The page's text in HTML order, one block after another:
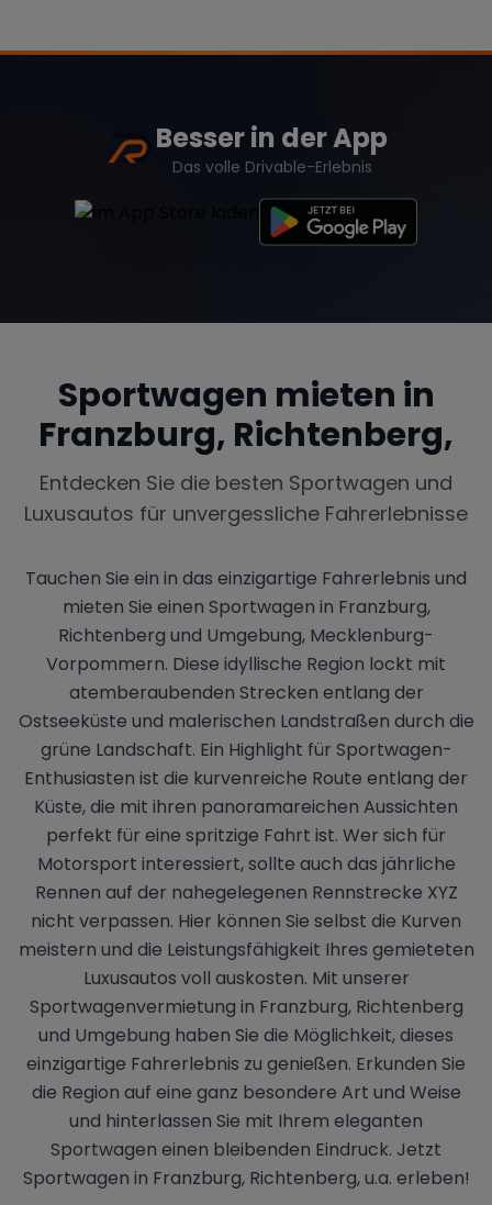
Range Rover Corvette
Besser in der App
Das volle Drivable-Erlebnis
Sportwagen mieten in
Franzburg, Richtenberg,
Entdecken Sie die besten Sportwagen und
Luxusautos für unvergessliche Fahrerlebnisse
Tauchen Sie ein in das einzigartige Fahrerlebnis und
mieten Sie einen Sportwagen in Franzburg,
Richtenberg und Umgebung, Mecklenburg-
Vorpommern. Diese idyllische Region lockt mit
atemberaubenden Strecken entlang der
Ostseeküste und malerischen Landstraßen durch die
grüne Landschaft. Ein Highlight für Sportwagen-
Enthusiasten ist die kurvenreiche Route entlang der
Küste, die mit ihren panoramareichen Aussichten
perfekt für eine spritzige Fahrt ist. Wer sich für
Motorsport interessiert, sollte auch das jährliche
Rennen auf der nahegelegenen Rennstrecke XYZ
nicht verpassen. Hier können Sie selbst die Kurven
meistern und die Leistungsfähigkeit Ihres gemieteten
Luxusautos voll auskosten. Mit unserer
Sportwagenvermietung in Franzburg, Richtenberg
und Umgebung haben Sie die Möglichkeit, dieses
einzigartige Fahrerlebnis zu genießen. Erkunden Sie
die Region auf eine ganz besondere Art und Weise
und hinterlassen Sie mit Ihrem eleganten
Sportwagen einen bleibenden Eindruck. Jetzt
Sportwagen in Franzburg, Richtenberg, u.a. erleben!